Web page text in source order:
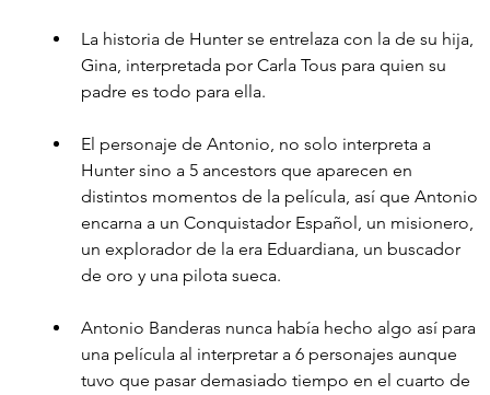
La historia de Hunter se entrelaza con la de su hija,
Gina, interpretada por Carla Tous para quien su
padre es todo para ella.
El personaje de Antonio, no solo interpreta a
Hunter sino a 5 ancestors que aparecen en
distintos momentos de la película, así que Antonio
encarna a un Conquistador Español, un misionero,
un explorador de la era Eduardiana, un buscador
de oro y una pilota sueca.
Antonio Banderas nunca había hecho algo así para
una película al interpretar a 6 personajes aunque
tuvo que pasar demasiado tiempo en el cuarto de